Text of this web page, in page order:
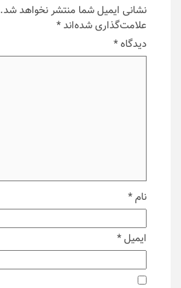
نشانی ایمیل شما منتشر نخواهد شد.
علامت‌گذاری شده‌اند*
دیدگاه*
نام*
ایمیل*